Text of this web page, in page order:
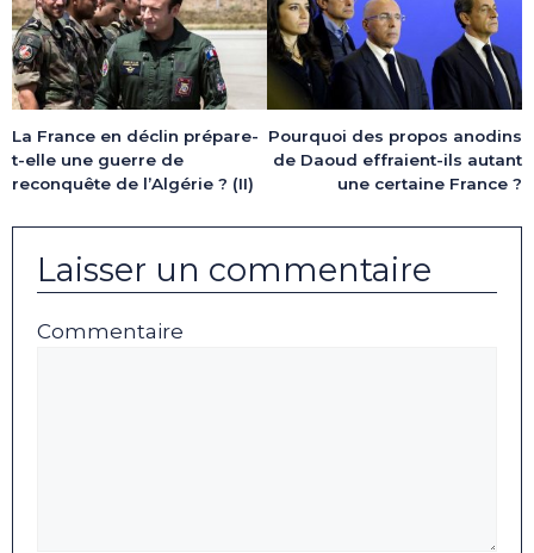
La France en déclin prépare-
t-elle une guerre de
reconquête de l’Algérie ? (II)
Pourquoi des propos anodins
de Daoud effraient-ils autant
une certaine France ?
Laisser un commentaire
Commentaire